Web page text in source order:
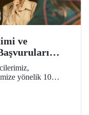
ve
yönelik 10
Katılımcılar